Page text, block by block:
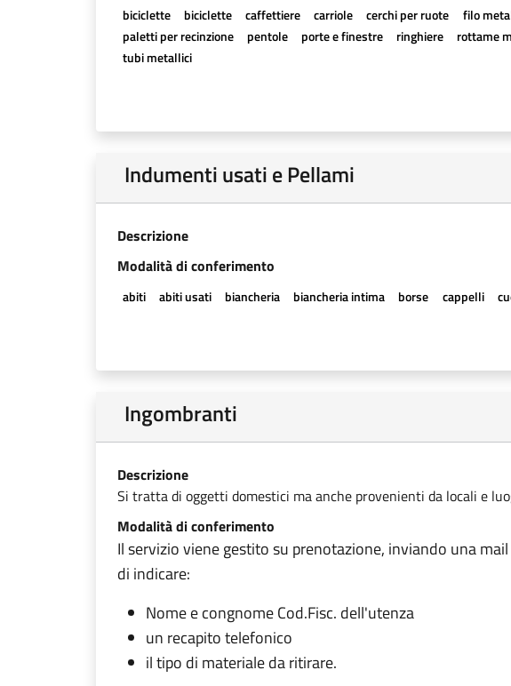
biciclette biciclette caffettiere carriole cerchi per ruote filo
paletti per recinzione
pentole porte e finestre ringhiere rottame
tubi metallici
Indumenti usati e Pellami
Descrizione
Modalità di conferimento
abiti abiti usati biancheria biancheria intima borse cappelli
Ingombranti
Descrizione
Si tratta di oggetti domestici ma anche provenienti da locali e
Modalità di conferimento
Il servizio viene gestito su prenotazione, inviando una
di indicare:
Nome e congnome Cod.Fisc. dell'utenza
un recapito telefonico
il tipo di materiale da ritirare.